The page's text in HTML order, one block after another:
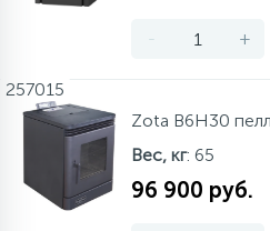
- +
257015
Zota B6H30
Вес, кг: 65
96 900 руб.